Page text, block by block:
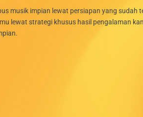
musik impian lewat persiapan yang sudah
lewat strategi khusus hasil pengalaman